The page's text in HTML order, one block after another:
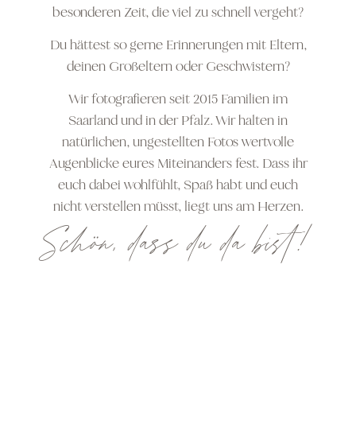
besonderen Zeit, die viel zu schnell vergeht?
Du hättest so gerne Erinnerungen mit Eltern,
deinen Großeltern oder Geschwistern?
Wir fotografieren seit 2015 Familien im
Saarland und in der Pfalz. Wir halten in
natürlichen, ungestellten Fotos wertvolle
Augenblicke eures Miteinanders fest. Dass ihr
euch dabei wohlfühlt, Spaß habt und euch
nicht verstellen müsst, liegt uns am Herzen.
Schön, dass du da bist!